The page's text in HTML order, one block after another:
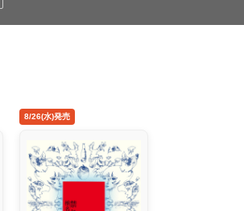
8/26(水)発売